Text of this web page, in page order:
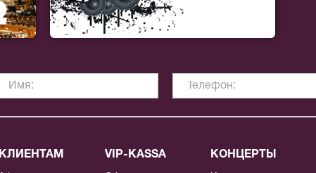
КЛИЕНТАМ VIP-KASSA КОНЦЕРТЫ